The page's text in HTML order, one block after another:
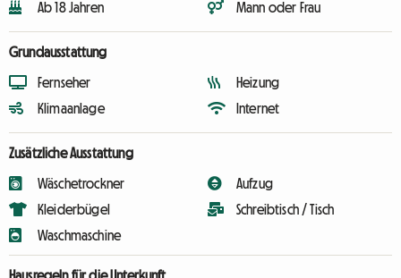
Ab 18 Jahren Mann oder Frau
Grundausstattung
Fernseher
Klimaanlage
Heizung
Internet
Zusätzliche Ausstattung
Wäschetrockner
Kleiderbügel
Waschmaschine
Aufzug
Schreibtisch / Tisch